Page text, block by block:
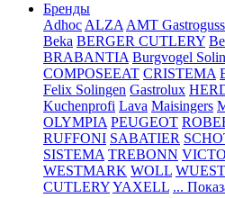
Бренды
Adhoc ALZA AMT Gastroguss
Beka BERGER CUTLERY
BRABANTIA Burgvogel
COMPOSEEAT CRISTEMA
Felix Solingen Gastrolux
Kuchenprofi Lava Maisingers
OLYMPIA PEUGEOT
RUFFONI SABATIER
SISTEMA TREBONN
WESTMARK WOLL
CUTLERYYAXELL ...